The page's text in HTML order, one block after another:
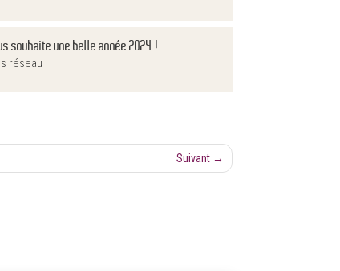
souhaite une belle année 2024 !
réseau
Suivant→